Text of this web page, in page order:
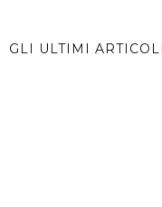
GLI ULTIMI ARTICOLI